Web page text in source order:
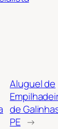
Aluguel de
de
PE →